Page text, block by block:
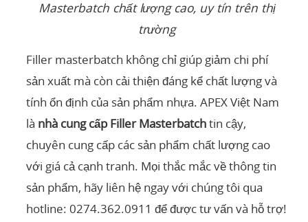
Masterbatch chất lượng cao, uy tín trên thị
trường
Filler masterbatch không chỉ giúp giảm chi phí
sản xuất mà còn cải thiện đáng kể chất lượng và
tính ổn định của sản phẩm nhựa. APEX Việt Nam
là nhà cung cấp Filler Masterbatchtin cậy,
chuyên cung cấp các sản phẩm chất lượng cao
với giá cả cạnh tranh. Mọi thắc mắc về thông tin
sản phẩm, hãy liên hệ ngay với chúng tôi qua
hotline: 0274.362.0911 để được tư vấn và hỗ trợ!